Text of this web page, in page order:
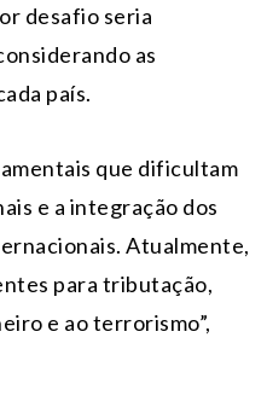
desafio seria
as
país.
que dificultam
e a integração dos
Atualmente,
para tributação,
e ao terrorismo”,